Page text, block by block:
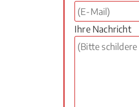
Ihre Nachricht